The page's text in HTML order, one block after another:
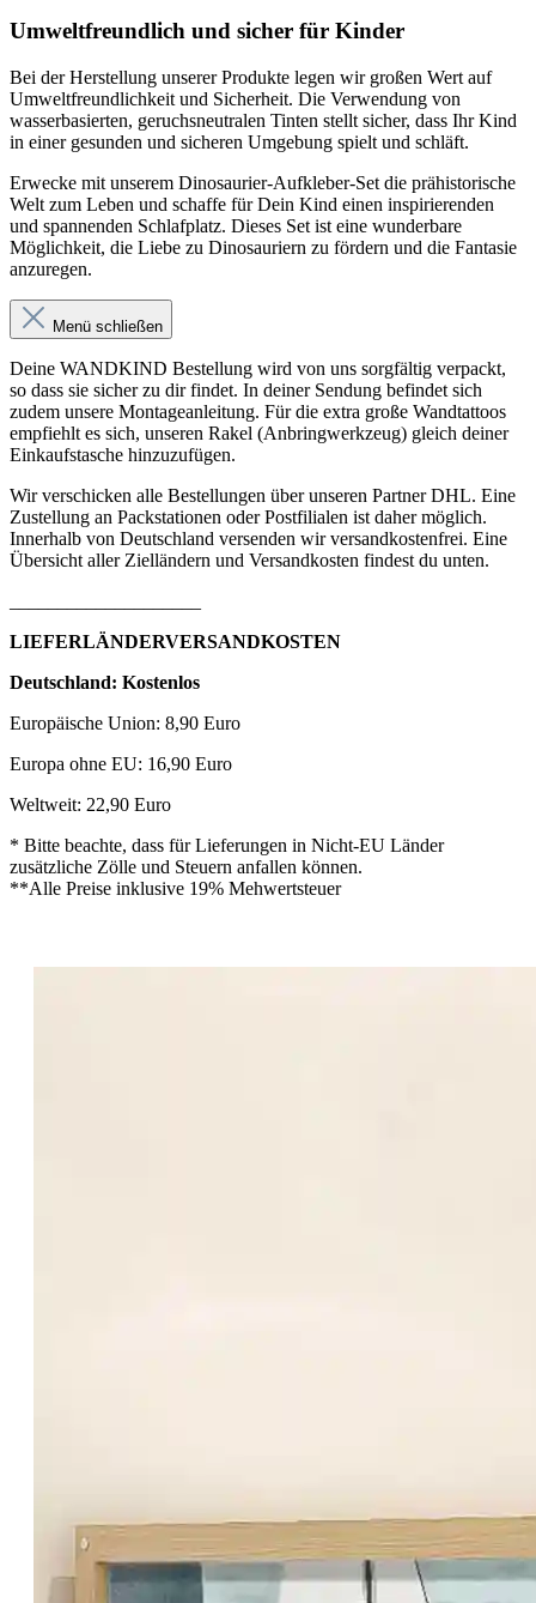
Umweltfreundlich und sicher für Kinder
Bei der Herstellung unserer Produkte legen wir großen Wert auf
Umweltfreundlichkeit und Sicherheit. Die Verwendung von
wasserbasierten, geruchsneutralen Tinten stellt sicher, dass Ihr Kind
in einer gesunden und sicheren Umgebung spielt und schläft.
Erwecke mit unserem Dinosaurier-Aufkleber-Set die prähistorische
Welt zum Leben und schaffe für Dein Kind einen inspirierenden
und spannenden Schlafplatz. Dieses Set ist eine wunderbare
Möglichkeit, die Liebe zu Dinosauriern zu fördern und die Fantasie
anzuregen.
Menü schließen
Deine WANDKIND Bestellung wird von uns sorgfältig verpackt,
so dass sie sicher zu dir findet. In deiner Sendung befindet sich
zudem unsere Montageanleitung. Für die extra große Wandtattoos
empfiehlt es sich, unseren Rakel (Anbringwerkzeug) gleich deiner
Einkaufstasche hinzuzufügen.
Wir verschicken alle Bestellungen über unseren Partner DHL. Eine
Zustellung an Packstationen oder Postfilialen ist daher möglich.
Innerhalb von Deutschland versenden wir versandkostenfrei. Eine
Übersicht aller Zielländern und Versandkosten findest du unten.
LIEFERLÄNDERVERSANDKOSTEN
Deutschland: Kostenlos
Europäische Union: 8,90 Euro
Europa ohne EU: 16,90 Euro
Weltweit: 22,90 Euro
* Bitte beachte, dass für Lieferungen in Nicht-EU Länder
zusätzliche Zölle und Steuern anfallen können.
**Alle Preise inklusive 19% Mehwertsteuer